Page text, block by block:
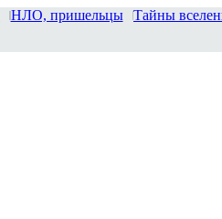
НЛО, пришельцы Тайны